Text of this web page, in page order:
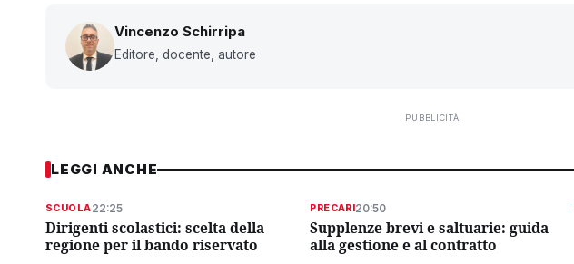
Vincenzo Schirripa
Editore, docente, autore
PUBBLICITÀ
LEGGI ANCHE
SCUOLA22:25
Dirigenti scolastici: scelta della
regione per il bando riservato
PRECARI20:50
Supplenze brevi e saltuarie: guida
alla gestione e al contratto